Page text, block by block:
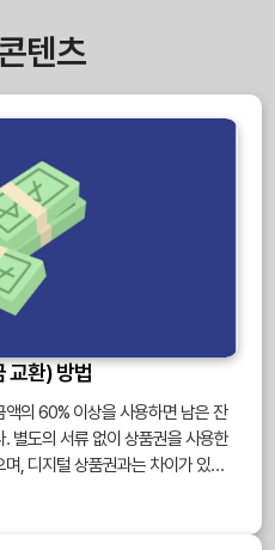
텐츠
교환) 방법
의 60% 이상을 사용하면 남은 잔
별도의 서류 없이 상품권을 사용한
, 디지털 상품권과는 차이가 있습